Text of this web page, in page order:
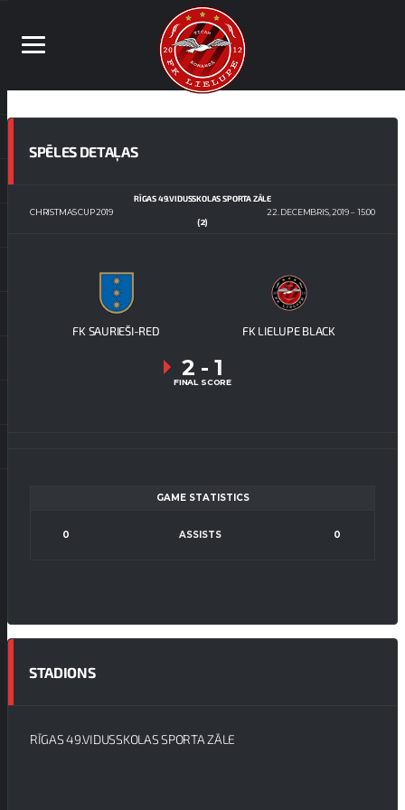
SPĒLES DETAĻAS
CHRISTMAS CUP 2019
RĪGAS 49.VIDUSSKOLAS SPORTA ZĀLE
22. DECEMBRIS, 2019
15:00
(2)
FK SAURIEŠI-RED FK LIELUPE BLACK
2 - 1
FINAL SCORE
GAME STATISTICS
0 ASSISTS 0
STADIONS
RĪGAS 49.VIDUSSKOLAS SPORTA ZĀLE